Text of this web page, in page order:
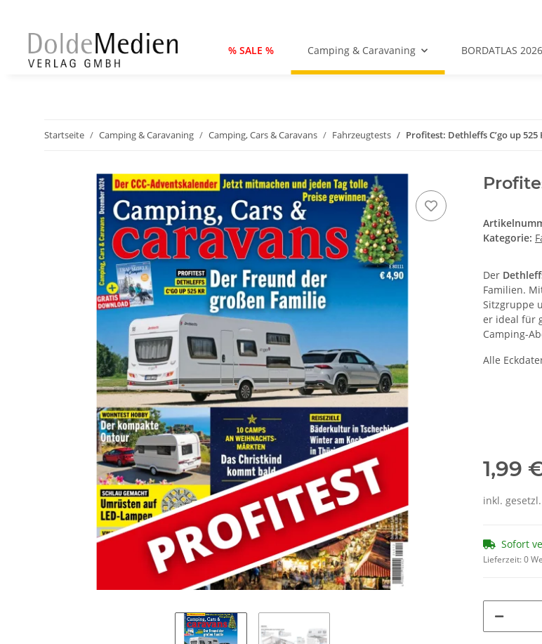
% SALE % Camping & Caravaning BORDATLAS 2026
Startseite Camping & Caravaning Camping, Cars & Caravans Fahrzeugtests Profitest: Dethleffs C’go up 525
Kategorie:
Der
Familien.
Sitzgruppe
er ideal für
Camping-
Alle
1,99
inkl.
Sofort
Lieferzeit:0